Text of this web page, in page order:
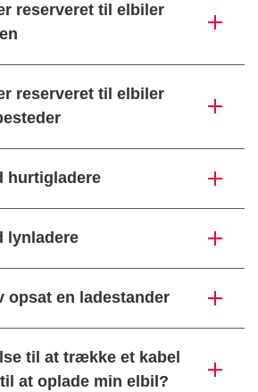
reserveret til elbiler
reserveret til elbiler
hurtigladere
lynladere
opsat en ladestander
til at trække et kabel
at oplade min elbil?